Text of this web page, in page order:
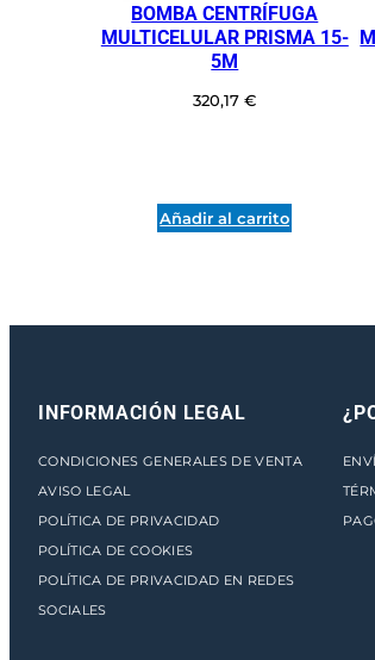
BOMBA CENTRÍFUGA
MULTICELULAR PRISMA 15-
5M
320,17€
Añadir al carrito
INFORMACIÓN LEGAL
CONDICIONES GENERALES DE VENTA
AVISO LEGAL
POLÍTICA DE PRIVACIDAD
POLÍTICA DE COOKIES
POLÍTICA DE PRIVACIDAD EN REDES
SOCIALES